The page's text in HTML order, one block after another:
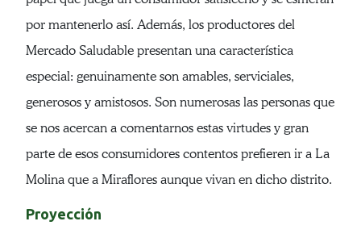
por mantenerlo así. Además, los productores del
Mercado Saludable presentan una característica
especial: genuinamente son amables, serviciales,
generosos y amistosos. Son numerosas las personas que
se nos acercan a comentarnos estas virtudes y gran
parte de esos consumidores contentos prefieren ir a La
Molina que a Miraflores aunque vivan en dicho distrito.
Proyección